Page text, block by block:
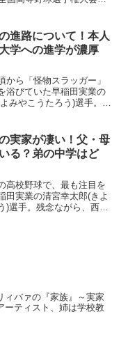
葉に影響を受けたという
...
進路について！本人
学への進学が濃厚
から「怪物スラッガー」
浴びていた早稲田実業の
みやこうたろう)選手。甲
ーリーグで本塁打王」と
宮選手...
実家が凄い！父・母
る？弟の中学はど
高校野球で、最も注目を
田実業の清宮幸太郎(きよ
)選手。残念ながら、西東
ィバァの『家族』～実家
ーティスト、姉は学校教